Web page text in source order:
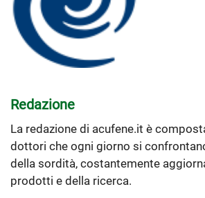
Redazione
La redazione di acufene.it è
dottori che ogni giorno si
della sordità, costantemente
prodotti e della ricerca.